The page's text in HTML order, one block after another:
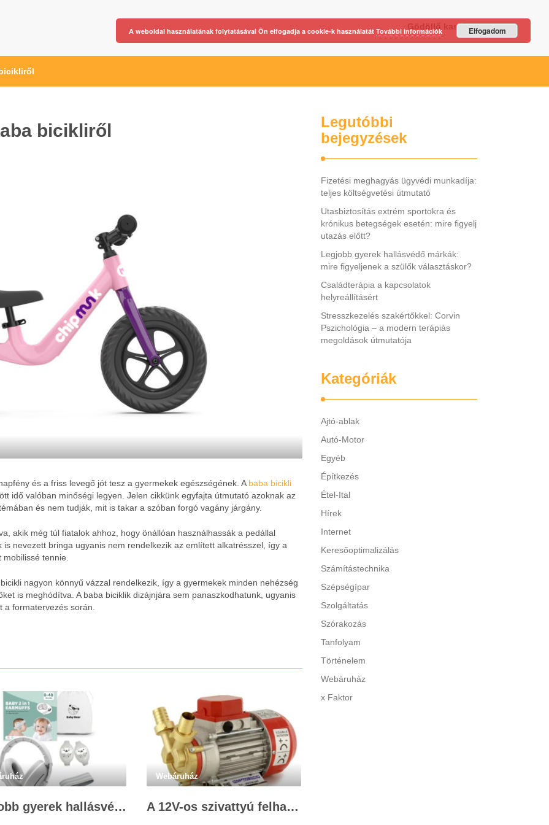
Gödöllő kastély
bicikliről
és a friss levegő jót tesz a gyermekek egészségének. A baba bicikli
idő valóban minőségi legyen. Jelen cikkünk egyfajta útmutató azoknak az
és nem tudják, mit is takar a szóban forgó vagány járgány.
akik még túl fiatalok ahhoz, hogy önállóan használhassák a pedállal
nevezett bringa ugyanis nem rendelkezik az említett alkatrésszel, így a
tennie.
nagyon könnyű vázzal rendelkezik, így a gyermekek minden nehézség
is meghódítva. A baba biciklik dizájnjára sem panaszkodhatunk, ugyanis
formatervezés során.
Legjobb gyerek hallásvédő márkák: mire figyeljenek a szülők választáskor?
Webáruház
A 12V-os szivattyú felhasználása
Legutóbbi
bejegyzések
Fizetési meghagyás ügyvédi munkadíja:
teljes költségvetési útmutató
Utasbiztosítás extrém sportokra és
krónikus betegségek esetén: mire figyelj
utazás előtt?
Legjobb gyerek hallásvédő márkák:
mire figyeljenek a szülők választáskor?
Családterápia a kapcsolatok
helyreállításért
Stresszkezelés szakértőkkel: Corvin
Pszichológia – a modern terápiás
megoldások útmutatója
Kategóriák
Ajtó-ablak
Autó-Motor
Egyéb
Építkezés
Étel-Ital
Hírek
Internet
Keresőoptimalizálás
Számítástechnika
Szépségípar
Szolgáltatás
Szórakozás
Tanfolyam
Történelem
Webáruház
x Faktor
A weboldal használatának folytatásával Ön elfogadja a cookie-k használatát További információk Elfogadom